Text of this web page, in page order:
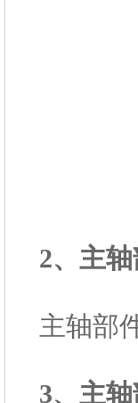
2、主
主轴部
3、主